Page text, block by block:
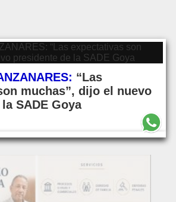
“Las
muchas”, dijo el nuevo
SADE Goya